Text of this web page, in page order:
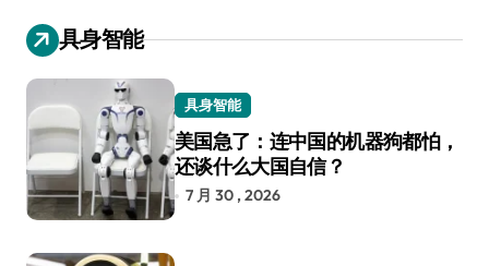
具身智能
具身智能
美国急了：连中国的机器狗都怕，
还谈什么大国自信？
7 月 30 , 2026